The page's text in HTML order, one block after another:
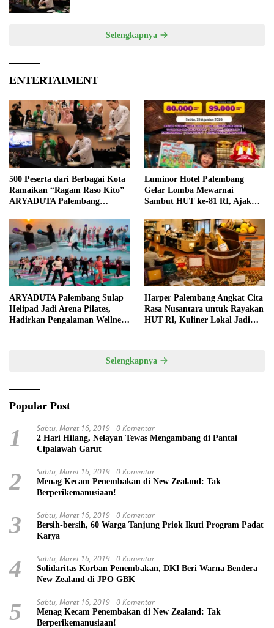
Selengkapnya
ENTERTAIMENT
500 Peserta dari Berbagai Kota
Ramaikan “Ragam Raso Kito”
ARYADUTA Palembang
Luminor Hotel Palembang
Gelar Lomba Mewarnai
Sambut HUT ke-81 RI, Ajak
ARYADUTA Palembang Sulap
Helipad Jadi Arena Pilates,
Hadirkan Pengalaman Wellness
Harper Palembang Angkat Cita
Rasa Nusantara untuk Rayakan
HUT RI, Kuliner Lokal Jadi
Selengkapnya
Popular Post
1 Sabtu, Maret 16, 2019 0 Komentar
2 Hari Hilang, Nelayan Tewas Mengambang di Pantai
Cipalawah Garut
2 Sabtu, Maret 16, 2019 0 Komentar
Menag Kecam Penembakan di New Zealand: Tak
Berperikemanusiaan!
3 Sabtu, Maret 16, 2019 0 Komentar
Bersih-bersih, 60 Warga Tanjung Priok Ikuti Program Padat
Karya
4 Sabtu, Maret 16, 2019 0 Komentar
Solidaritas Korban Penembakan, DKI Beri Warna Bendera
New Zealand di JPO GBK
5 Sabtu, Maret 16, 2019 0 Komentar
Menag Kecam Penembakan di New Zealand: Tak
Berperikemanusiaan!